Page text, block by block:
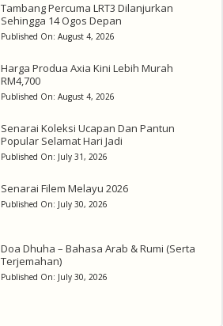
Tambang Percuma LRT3 Dilanjurkan
Sehingga 14 Ogos Depan
Published On: August 4, 2026
Harga Produa Axia Kini Lebih Murah
RM4,700
Published On: August 4, 2026
Senarai Koleksi Ucapan Dan Pantun
Popular Selamat Hari Jadi
Published On: July 31, 2026
Senarai Filem Melayu 2026
Published On: July 30, 2026
Doa Dhuha – Bahasa Arab & Rumi (Serta
Terjemahan)
Published On: July 30, 2026